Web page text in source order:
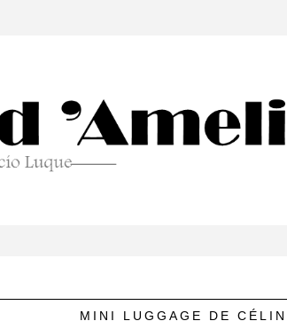
MINI LUGGAGE DE